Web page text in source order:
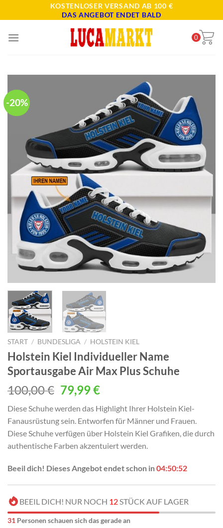
to
KOSTENLOSER VERSAND AB 100 €
DAS ANGEBOT ENDET BALD
0
-20%
START / BUNDESLIGA / HOLSTEIN KIEL
Holstein Kiel Individueller Name
Sportausgabe Air Max Plus Schuhe
100,00€ Ursprünglicher
Preis
war:
100,00 €
79,99€Aktueller
ist:
79,99 €.
Diese Schuhe werden das Highlight Ihrer Holstein Kiel-
Fanausrüstung sein. Entworfen für Männer und Frauen.
Diese Schuhe verfügen über Holstein Kiel Grafiken, die durch
authentische Farben akzentuiert werden.
Beeil dich! Dieses Angebot endet schon in04:50:50
BEEIL DICH! NUR NOCH 12STÜCK AUF LAGER
31 Personen schauen sich das gerade an